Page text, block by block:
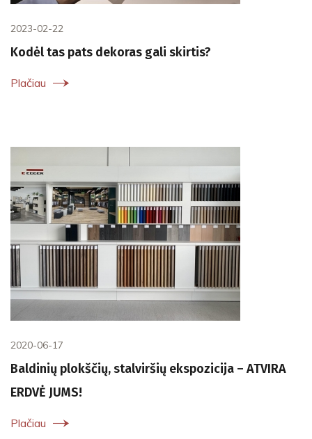
2023-02-22
Kodėl tas pats dekoras gali skirtis?
Plačiau
2020-06-17
Baldinių plokščių, stalviršių ekspozicija – ATVIRA
ERDVĖ JUMS!
Plačiau